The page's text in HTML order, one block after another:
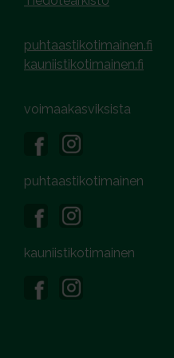
puhtaastikotimainen.fi
kauniistikotimainen.fi
voimaakasviksista
puhtaastikotimainen
kauniistikotimainen